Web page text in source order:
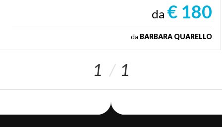
da € 180
da BARBARA QUARELLO
1 1